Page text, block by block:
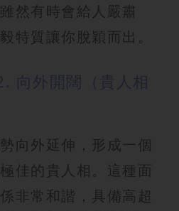
然有時會給人嚴肅
特質讓你脫穎而出。
向外延伸，形成一個
佳的貴人相。這種面
非常和諧，具備高超